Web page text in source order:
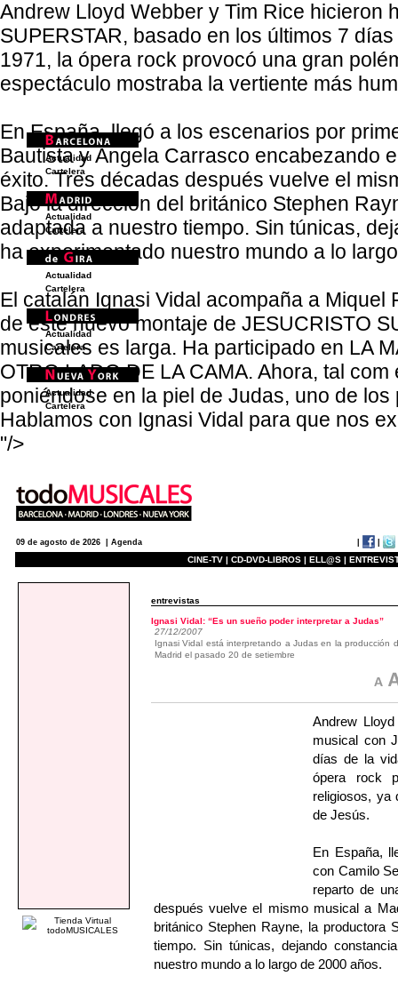
Andrew Lloyd Webber y Tim Rice hicieron
SUPERSTAR, basado en los últimos 7
1971, la ópera rock provocó una gran
espectáculo mostraba la vertiente más
En España, llegó a los escenarios por
Bautista y Ángela Carrasco encabezando
éxito. Tres décadas después vuelve el
Bajo la dirección del británico Stephen
adaptada a nuestro tiempo. Sin túnicas,
ha experimentado nuestro mundo a lo
El catalán Ignasi Vidal acompaña a
de este nuevo montaje de JESUCRISTO
musicales es larga. Ha participado en LA
OTRO LADO DE LA CAMA. Ahora, tal
poniéndose en la piel de Judas, uno de
Hablamos con Ignasi Vidal para que nos
"/>
09 de agosto de 2026 | Agenda
CINE-TV | CD-DVD-LIBROS | ELL@S |
entrevistas
Ignasi Vidal: “Es un sueño poder interpretar a Judas”
27/12/2007
Ignasi Vidal está interpretando a Judas en la producción
Madrid el pasado 20 de setiembre
Andrew
musical con
días de la
ópera rock
religiosos, ya
de Jesús.
En España,
con Camilo
reparto de
después vuelve el mismo musical a
británico Stephen Rayne, la productora
tiempo. Sin túnicas, dejando
nuestro mundo a lo largo de 2000 años.
Actualidad
Cartelera
Actualidad
Cartelera
Actualidad
Cartelera
Actualidad
Cartelera
Actualidad
Cartelera